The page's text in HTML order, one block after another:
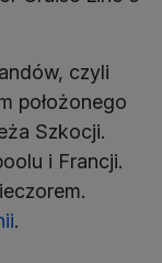
czyli
położonego
Szkocji.
i Francji.
.